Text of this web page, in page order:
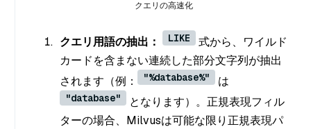
クエリの高速化
クエリ用語の抽出： LIKE
式から、ワイルド
カードを含まない連続した部分文字列が抽出
されます（例：
"%database%" は
"database"
となります）。正規表現フィル
ターの場合、Milvusは可能な限り正規表現パ